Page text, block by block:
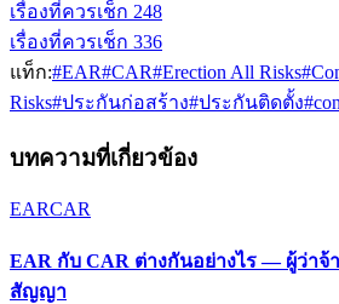
เรื่องที่ควรเช็ก 248
เรื่องที่ควรเช็ก 336
แท็ก:#EAR#CAR#Erection All Risks#
Risks#ประกันก่อสร้าง#ประกันติดตั้ง#
บทความที่เกี่ยวข้อง
EARCAR
EAR กับ CAR ต่างกันอย่างไร — ผู้ว่าจ้
สัญญา